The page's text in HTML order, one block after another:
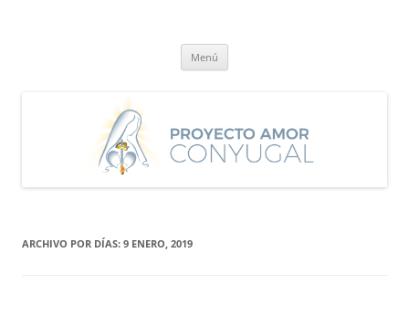
Menú
ARCHIVO POR DÍAS: 9 ENERO, 2019